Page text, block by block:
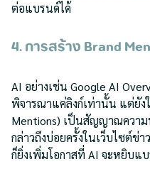
ต่อแบรนด์ได้
4. การสร้าง Brand
AI อย่างเช่น Google AI
พิจารณาแค่ลิงก์เท่านั้น แต่ยัง
Mentions) เป็นสัญญาณความ
กล่าวถึงบ่อยครั้งในเว็บไซต์ข่
ก็ยิ่งเพิ่มโอกาสที่ AI จะหยิบ